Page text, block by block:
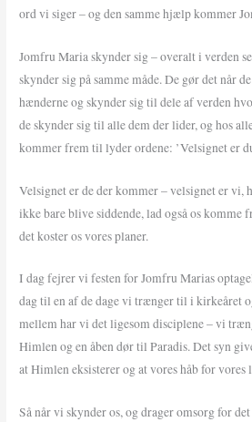
ord vi siger – og den samme hjælp kommer
Jomfru Maria skynder sig – overalt i verden
skynder sig på samme måde. De gør det når
hænderne og skynder sig til dele af verden
de skynder sig til alle dem der lider, og hos
kommer frem til lyder ordene: ’Velsignet er
Velsignet er de der kommer – velsignet er vi,
ikke bare blive siddende, lad også os komme
det koster os vores planer.
I dag fejrer vi festen for Jomfru Marias
dag til en af de dage vi trænger til i kirkeåret
mellem har vi det ligesom disciplene – vi
Himlen og en åben dør til Paradis. Det syn
at Himlen eksisterer og at vores håb for
Så når vi skynder os, og drager omsorg for